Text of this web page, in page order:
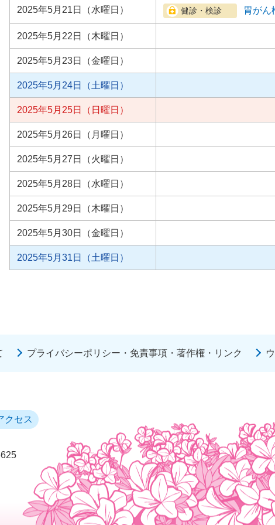
2025年5月21日（水曜日） 胃がん
2025年5月22日（木曜日）
2025年5月23日（金曜日）
2025年5月24日（土曜日）
2025年5月25日（日曜日）
2025年5月26日（月曜日）
2025年5月27日（火曜日）
2025年5月28日（水曜日）
2025年5月29日（木曜日）
2025年5月30日（金曜日）
2025年5月31日（土曜日）
プライバシーポリシー・免責事項・著作権・リンク
クセス